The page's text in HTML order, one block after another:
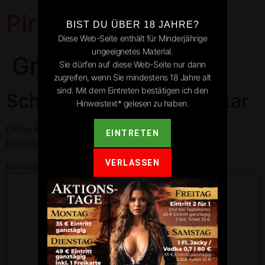
Pirates Park
Grünsfeld
Schreibe einen Kommentar
Deine E-Mail-Adresse wird nicht veröffentlicht.
BIST DU ÜBER 18 JAHRE?
Diese Web-Seite enthält für Minderjährige
ungeeignetes Material.
Sie dürfen auf diese Web-Seite nur dann
zugreifen, wenn Sie mindestens 18 Jahre alt
sind. Mit dem Eintreten bestätigen ich den
Hinweistext* gelesen zu haben.
EINTRETEN
VERLASSEN